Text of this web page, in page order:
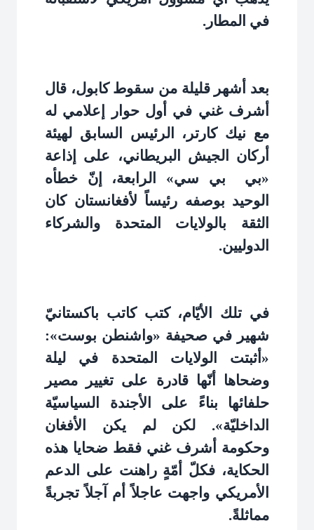
في المطار .
بعد أشهر قليلة من سقوط كابول، قال
أشرف غني في أول حوار إعلامي له
مع نيك كارتر، الرئيس السابق لهيئة
أركان الجيش البريطاني، على إذاعة
«بي
بي سي» الرابعة، إنّ خطأه
الوحيد بوصفه رئيساً لأفغانستان كان
الثقة بالولايات المتحدة والشركاء
الدوليين.
في تلك الأيّام، كتب كاتب باكستانيّ
شهير في صحيفة «واشنطن بوست»:
«أثبتت الولايات المتحدة في ليلة
وضحاها أنّها قادرة على تغيير مصير
حلفائها بناءً على الأجندة السياسيّة
الداخليّة». لكن لم يكن الأفغان
وحكومة أشرف غني فقط ضحايا هذه
الحكاية، فكلّ أمّةٍ راهنت على الدعم
الأمريكي واجهت عاجلاً أم آجلاً تجربةً
مماثلةً.